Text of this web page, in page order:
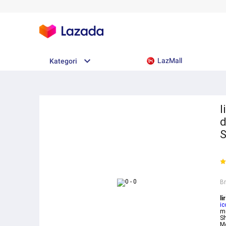
Kategori LazMall